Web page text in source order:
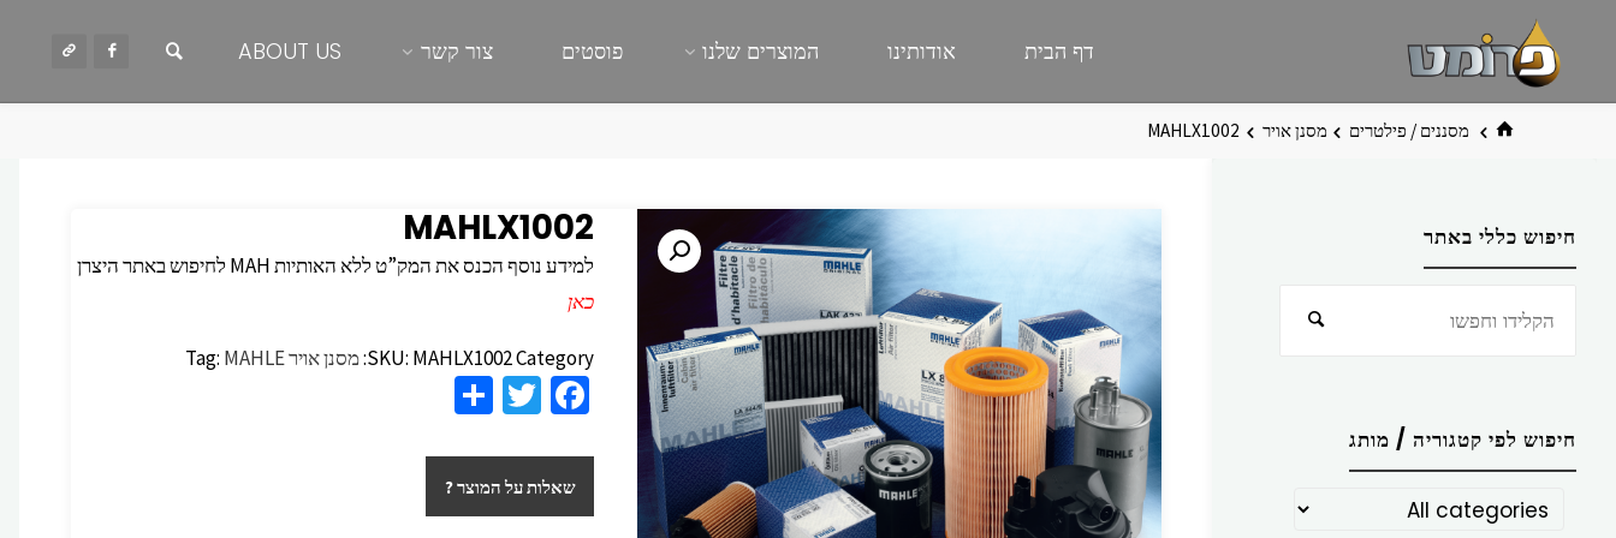
דף הבית אודותינו המוצרים שלנו פוסטים צור קשר ABOUT US
בית מסננים / פילטרים מסנן אויר MAHLX1002
MAHLX1002
למידע נוסף הכנס את המק”ט ללא האותיות MAH לחיפוש באתר היצרן
כאן
SKU: MAHLX1002Category: מסנן אויר Tag: MAHLE
Fa
b
o
T
tt
er
ar
eשאלות על המוצר ?
חיפוש כללי באתר
חיפוש
חיפוש לפי קטגוריה / מותג